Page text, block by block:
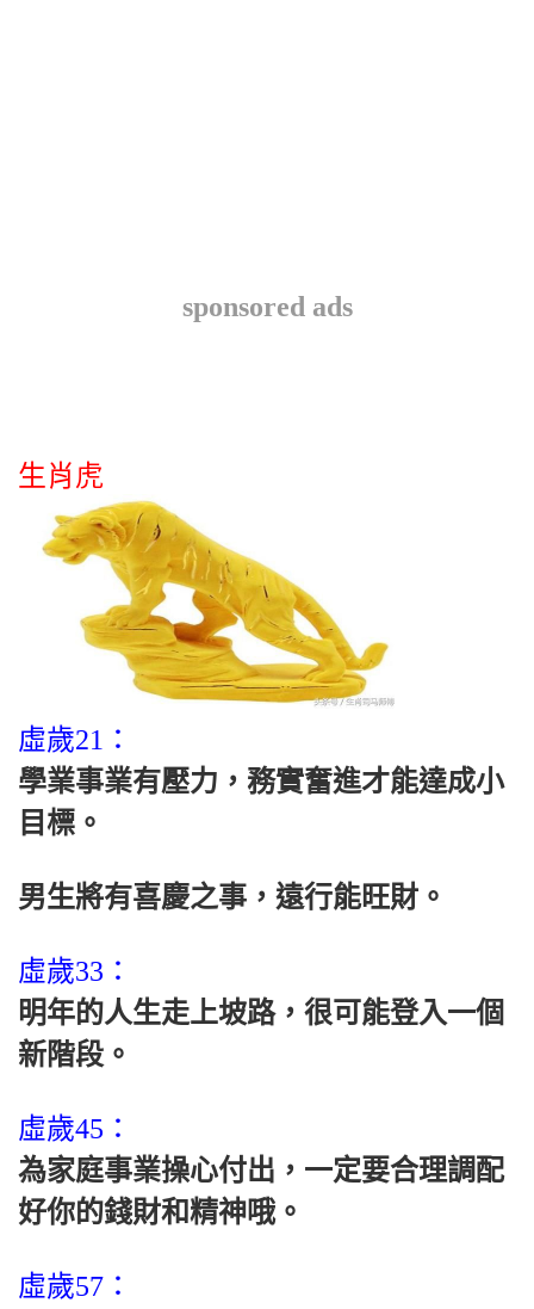
sponsored ads
生肖虎
虛歲21：
學業事業有壓力，務實奮進才能達成小
目標。
男生將有喜慶之事，遠行能旺財。
虛歲33：
明年的人生走上坡路，很可能登入一個
新階段。
虛歲45：
為家庭事業操心付出，一定要合理調配
好你的錢財和精神哦。
虛歲57：